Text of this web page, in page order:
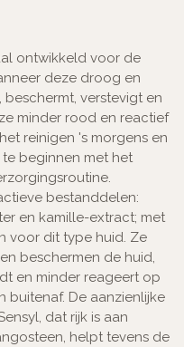
ontwikkeld voor de
deze droog en
beschermt, verstevigt en
minder rood en reactief
reinigen 's morgens en
beginnen met het
bestanddelen:
en kamille-extract; met
voor dit type huid. Ze
beschermen de huid,
en minder reageert op
buitenaf. De aanzienlijke
dat rijk is aan
helpt tevens de